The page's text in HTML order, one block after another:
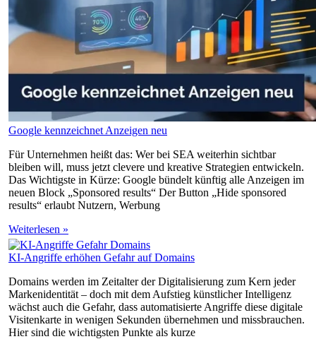
Google kennzeichnet Anzeigen neu
Für Unternehmen heißt das: Wer bei SEA weiterhin sichtbar
bleiben will, muss jetzt clevere und kreative Strategien entwickeln.
Das Wichtigste in Kürze: Google bündelt künftig alle Anzeigen im
neuen Block „Sponsored results“ Der Button „Hide sponsored
results“ erlaubt Nutzern, Werbung
Weiterlesen »
KI-Angriffe erhöhen Gefahr auf Domains
Domains werden im Zeitalter der Digitalisierung zum Kern jeder
Markenidentität – doch mit dem Aufstieg künstlicher Intelligenz
wächst auch die Gefahr, dass automatisierte Angriffe diese digitale
Visitenkarte in wenigen Sekunden übernehmen und missbrauchen.
Hier sind die wichtigsten Punkte als kurze